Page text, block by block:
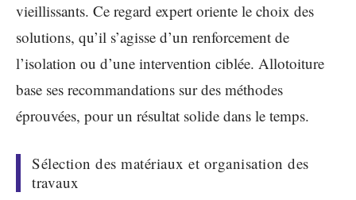
vieillissants. Ce regard expert oriente le choix des
solutions, qu’il s’agisse d’un renforcement de
l’isolation ou d’une intervention ciblée. Allotoiture
base ses recommandations sur des méthodes
éprouvées, pour un résultat solide dans le temps.
Sélection des matériaux et organisation des
travaux